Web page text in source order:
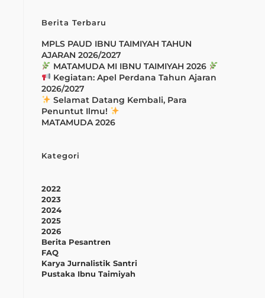
Berita Terbaru
MPLS PAUD IBNU TAIMIYAH TAHUN
AJARAN 2026/2027
MATAMUDA MI IBNU TAIMIYAH 2026
Kegiatan: Apel Perdana Tahun Ajaran
2026/2027
Selamat Datang Kembali, Para
Penuntut Ilmu!
MATAMUDA 2026
Kategori
2022
2023
2024
2025
2026
Berita Pesantren
FAQ
Karya Jurnalistik Santri
Pustaka Ibnu Taimiyah